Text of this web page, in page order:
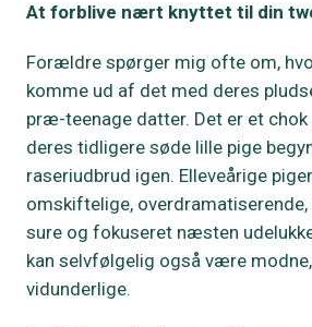
At forblive nært knyttet til din
Forældre spørger mig ofte om,
komme ud af det med deres
præ-teenage datter. Det er et
deres tidligere søde lille pige
raseriudbrud igen. Elleveårige
omskiftelige,
sure og fokuseret næsten
kan selvfølgelig også være
vidunderlige.